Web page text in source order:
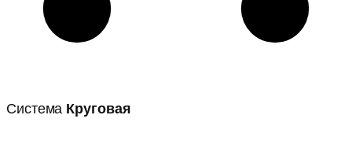
Система Круговая